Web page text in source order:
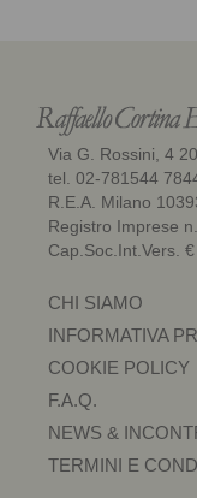
Via G. Rossini, 4
tel. 02-781544
R.E.A. Milano
Registro Imprese
Cap.Soc.Int.Vers.
CHI SIAMO
INFORMATIVA
COOKIE POLICY
F.A.Q.
NEWS &
TERMINI E